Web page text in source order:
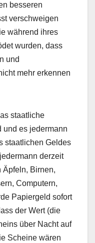
besseren
verschweigen
während ihres
wurden, dass
und
mehr erkennen
staatliche
und es jedermann
staatlichen Geldes
derzeit
Äpfeln, Birnen,
Computern,
Papiergeld sofort
der Wert (die
über Nacht auf
Scheine wären